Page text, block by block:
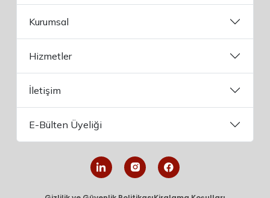
Kurumsal
Hizmetler
İletişim
E-Bülten Üyeliği